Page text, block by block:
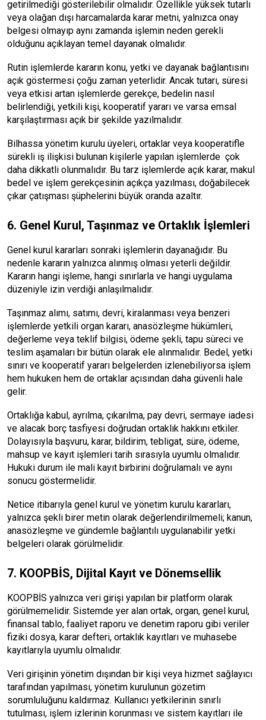
getirilmediği gösterilebilir olmalıdır. Özellikle yüksek tutarlı
veya olağan dışı harcamalarda karar metni, yalnızca onay
belgesi olmayıp aynı zamanda işlemin neden gerekli
olduğunu açıklayan temel dayanak olmalıdır.
Rutin işlemlerde kararın konu, yetki ve dayanak bağlantısını
açık göstermesi çoğu zaman yeterlidir. Ancak tutarı, süresi
veya etkisi artan işlemlerde gerekçe, bedelin nasıl
belirlendiği, yetkili kişi, kooperatif yararı ve varsa emsal
karşılaştırması açık bir şekilde yazılmalıdır.
Bilhassa yönetim kurulu üyeleri, ortaklar veya kooperatifle
sürekli iş ilişkisi bulunan kişilerle yapılan işlemlerde çok
daha dikkatli olunmalıdır. Bu tarz işlemlerde açık karar, makul
bedel ve işlem gerekçesinin açıkça yazılması, doğabilecek
çıkar çatışması şüphelerini büyük oranda azaltır.
6. Genel Kurul, Taşınmaz ve Ortaklık İşlemleri
Genel kurul kararları sonraki işlemlerin dayanağıdır. Bu
nedenle kararın yalnızca alınmış olması yeterli değildir.
Kararın hangi işleme, hangi sınırlarla ve hangi uygulama
düzeniyle izin verdiği anlaşılmalıdır.
Taşınmaz alımı, satımı, devri, kiralanması veya benzeri
işlemlerde yetkili organ kararı, anasözleşme hükümleri,
değerleme veya teklif bilgisi, ödeme şekli, tapu süreci ve
teslim aşamaları bir bütün olarak ele alınmalıdır. Bedel, yetki
sınırı ve kooperatif yararı belgelerden izlenebiliyorsa işlem
hem hukuken hem de ortaklar açısından daha güvenli hale
gelir.
Ortaklığa kabul, ayrılma, çıkarılma, pay devri, sermaye iadesi
ve alacak borç tasfiyesi doğrudan ortaklık hakkını etkiler.
Dolayısıyla başvuru, karar, bildirim, tebligat, süre, ödeme,
mahsup ve kayıt işlemleri tarih sırasıyla uyumlu olmalıdır.
Hukuki durum ile mali kayıt birbirini doğrulamalı ve aynı
sonucu göstermelidir.
Netice itibarıyla genel kurul ve yönetim kurulu kararları,
yalnızca şekli birer metin olarak değerlendirilmemeli; kanun,
anasözleşme ve gündemle bağlantılı uygulanabilir yetki
belgeleri olarak görülmelidir.
7. KOOPBİS, Dijital Kayıt ve Dönemsellik
KOOPBİS yalnızca veri girişi yapılan bir platform olarak
görülmemelidir. Sistemde yer alan ortak, organ, genel kurul,
finansal tablo, faaliyet raporu ve denetim raporu gibi veriler
fiziki dosya, karar defteri, ortaklık kayıtları ve muhasebe
kayıtlarıyla uyumlu olmalıdır.
Veri girişinin yönetim dışından bir kişi veya hizmet sağlayıcı
tarafından yapılması, yönetim kurulunun gözetim
sorumluluğunu kaldırmaz. Kullanıcı yetkilerinin sınırlı
tutulması, işlem izlerinin korunması ve sistem kayıtları ile